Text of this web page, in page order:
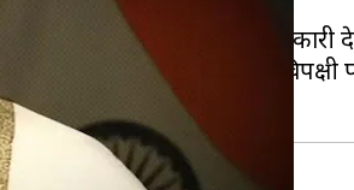
अफगानिस्तान से जुड़े घटनाक्रम की
नरेंद्र मोदी ने विदेश मंत्रालय को